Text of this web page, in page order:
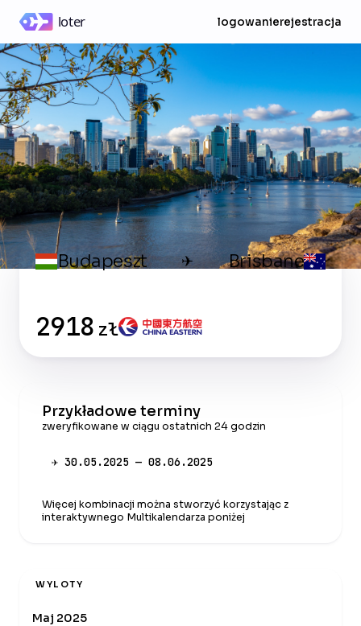
logowanierejestracja
Budapeszt ✈ Brisbane
2918 zł
Przykładowe terminy
zweryfikowane w ciągu ostatnich 24 godzin
✈ 30.05.2025 — 08.06.2025
Więcej kombinacji można stworzyć korzystając z
interaktywnego Multikalendarza poniżej
WYLOTY
Maj 2025